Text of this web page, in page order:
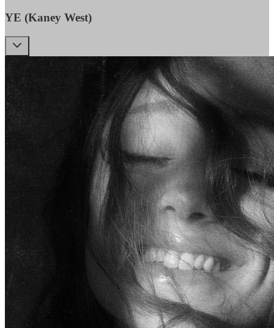
YE (Kaney West)